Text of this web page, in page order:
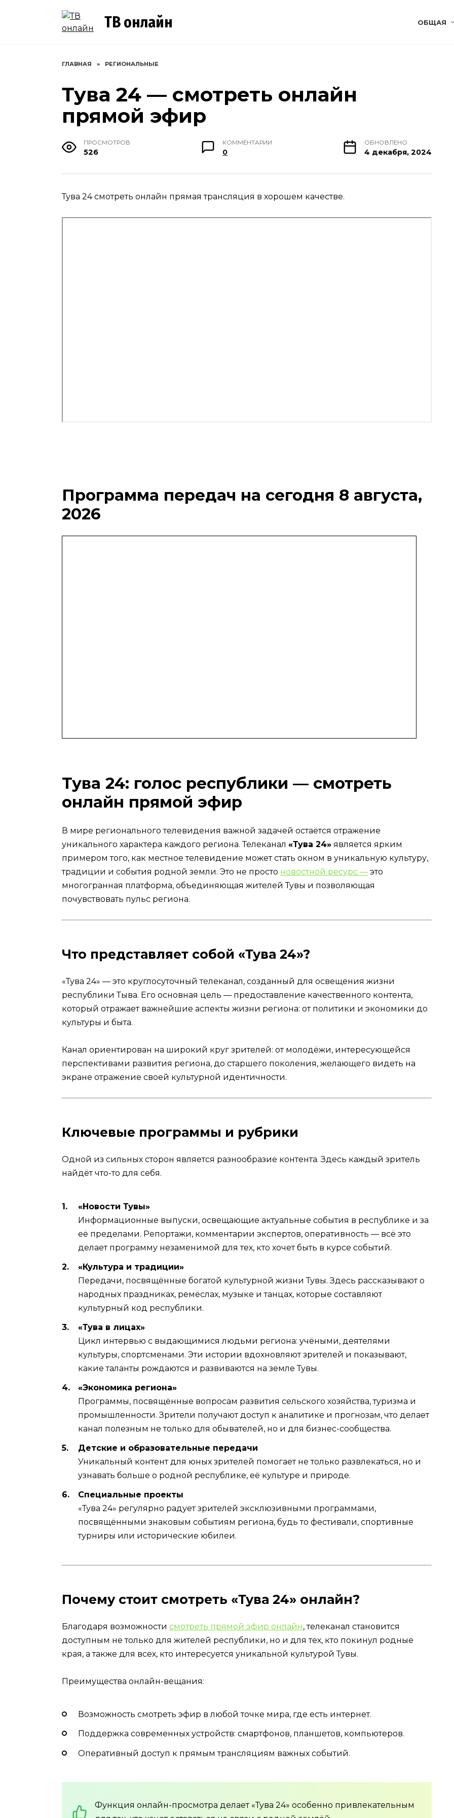
ТВ онлайн ОБЩАЯ
ГЛАВНАЯ » РЕГИОНАЛЬНЫЕ
Тува 24 — смотреть онлайн
прямой эфир
ПРОСМОТРОВ
526
КОММЕНТАРИИ
0
ОБНОВЛЕНО
4 декабря, 2024
Тува 24 смотреть онлайн прямая трансляция в хорошем качестве.
Программа передач на сегодня 8 августа,
2026
Тува 24: голос республики — смотреть
онлайн прямой эфир
В мире регионального телевидения важной задачей остаётся отражение
уникального характера каждого региона. Телеканал «Тува 24» является ярким
примером того, как местное телевидение может стать окном в уникальную культуру,
традиции и события родной земли. Это не просто новостной ресурс — это
многогранная платформа, объединяющая жителей Тувы и позволяющая
почувствовать пульс региона.
Что представляет собой «Тува 24»?
«Тува 24» — это круглосуточный телеканал, созданный для освещения жизни
республики Тыва. Его основная цель — предоставление качественного контента,
который отражает важнейшие аспекты жизни региона: от политики и экономики до
культуры и быта.
Канал ориентирован на широкий круг зрителей: от молодёжи, интересующейся
перспективами развития региона, до старшего поколения, желающего видеть на
экране отражение своей культурной идентичности.
Ключевые программы и рубрики
Одной из сильных сторон является разнообразие контента. Здесь каждый зритель
найдёт что-то для себя.
«Новости Тувы»
Информационные выпуски, освещающие актуальные события в республике и за
её пределами. Репортажи, комментарии экспертов, оперативность — всё это
делает программу незаменимой для тех, кто хочет быть в курсе событий.
«Культура и традиции»
Передачи, посвящённые богатой культурной жизни Тувы. Здесь рассказывают о
народных праздниках, ремёслах, музыке и танцах, которые составляют
культурный код республики.
«Тува в лицах»
Цикл интервью с выдающимися людьми региона: учёными, деятелями
культуры, спортсменами. Эти истории вдохновляют зрителей и показывают,
какие таланты рождаются и развиваются на земле Тувы.
«Экономика региона»
Программы, посвящённые вопросам развития сельского хозяйства, туризма и
промышленности. Зрители получают доступ к аналитике и прогнозам, что делает
канал полезным не только для обывателей, но и для бизнес-сообщества.
Детские и образовательные передачи
Уникальный контент для юных зрителей помогает не только развлекаться, но и
узнавать больше о родной республике, её культуре и природе.
Специальные проекты
«Тува 24» регулярно радует зрителей эксклюзивными программами,
посвящёнными знаковым событиям региона, будь то фестивали, спортивные
турниры или исторические юбилеи.
Почему стоит смотреть «Тува 24» онлайн?
Благодаря возможности смотреть прямой эфир онлайн, телеканал становится
доступным не только для жителей республики, но и для тех, кто покинул родные
края, а также для всех, кто интересуется уникальной культурой Тувы.
Преимущества онлайн-вещания:
Возможность смотреть эфир в любой точке мира, где есть интернет.
Поддержка современных устройств: смартфонов, планшетов, компьютеров.
Оперативный доступ к прямым трансляциям важных событий.
Функция онлайн-просмотра делает «Тува 24» особенно привлекательным